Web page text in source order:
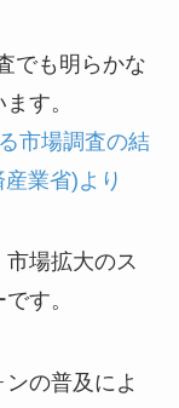
でも明らかな
す。
市場調査の結
業省)より
場拡大のス
す。
の普及によ